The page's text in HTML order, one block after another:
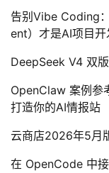
告别Vibe Coding
ent）才是AI项目
DeepSeek V4 双
OpenClaw 案例参
打造你的AI情报站
云商店2026年5月
在 OpenCode 中